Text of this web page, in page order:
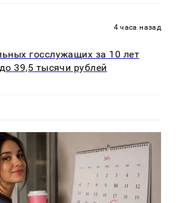
4 часа назад
госслужащих за 10 лет
39,5 тысячи рублей